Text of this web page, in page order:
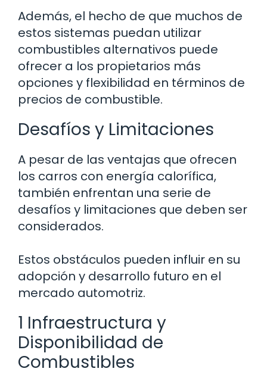
Además, el hecho de que muchos de
estos sistemas puedan utilizar
combustibles alternativos puede
ofrecer a los propietarios más
opciones y flexibilidad en términos de
precios de combustible.
Desafíos y Limitaciones
A pesar de las ventajas que ofrecen
los carros con energía calorífica,
también enfrentan una serie de
desafíos y limitaciones que deben ser
considerados.
Estos obstáculos pueden influir en su
adopción y desarrollo futuro en el
mercado automotriz.
1 Infraestructura y
Disponibilidad de
Combustibles